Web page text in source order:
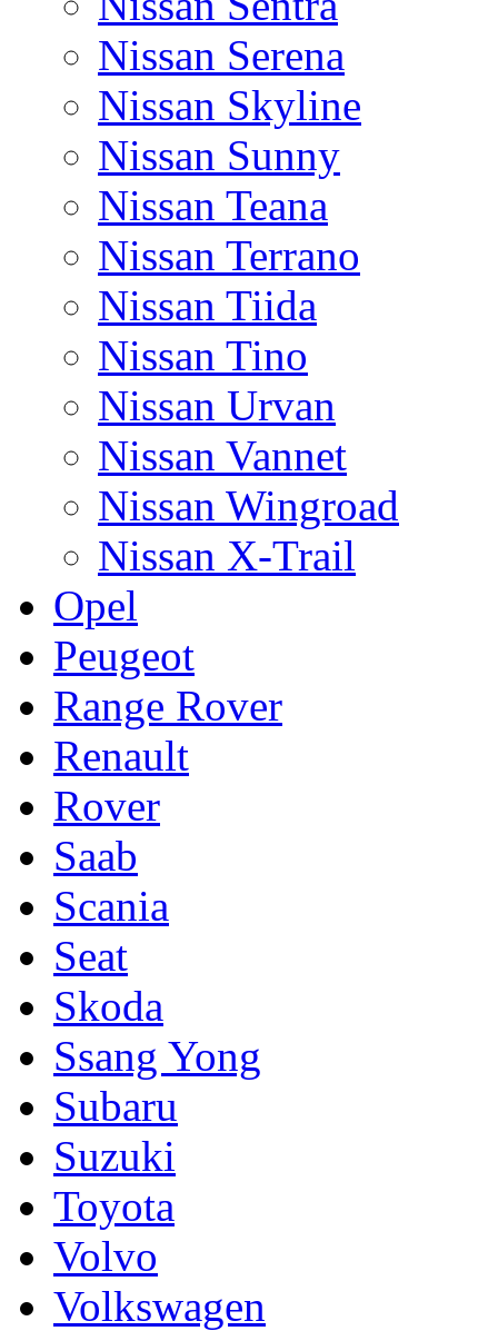
Nissan Serena
Nissan Skyline
Nissan Sunny
Nissan Teana
Nissan Terrano
Nissan Tiida
Nissan Tino
Nissan Urvan
Nissan Vannet
Nissan Wingroad
Nissan X-Trail
Opel
Peugeot
Range Rover
Renault
Rover
Saab
Scania
Seat
Skoda
Ssang Yong
Subaru
Suzuki
Toyota
Volvo
Volkswagen